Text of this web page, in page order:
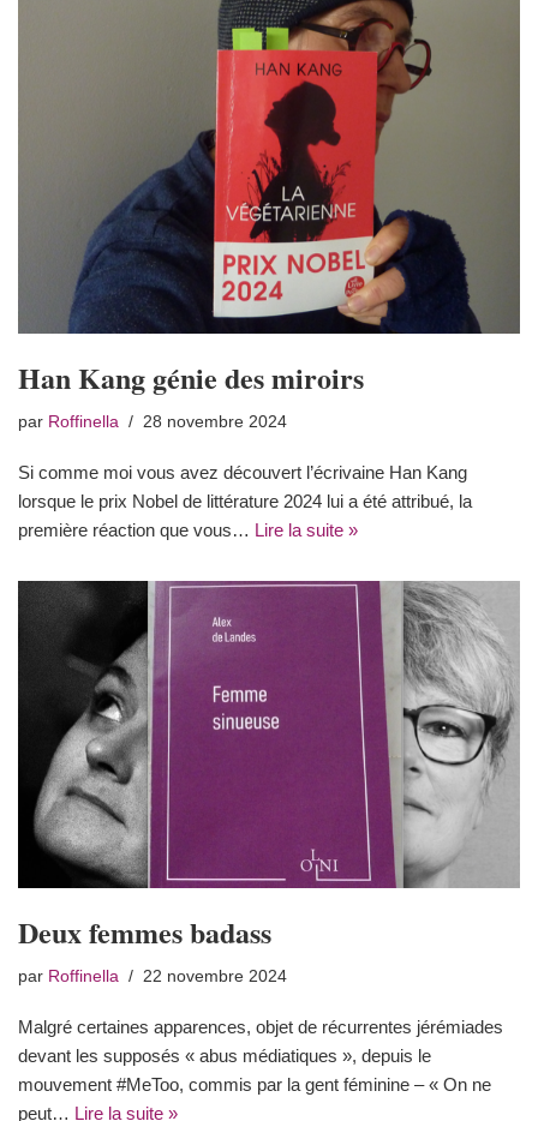
Han Kang génie des miroirs
par Roffinella 28 novembre 2024
Si comme moi vous avez découvert l’écrivaine Han Kang
lorsque le prix Nobel de littérature 2024 lui a été attribué, la
première réaction que vous… Lire la suite »
Deux femmes badass
par Roffinella 22 novembre 2024
Malgré certaines apparences, objet de récurrentes jérémiades
devant les supposés « abus médiatiques », depuis le
mouvement #MeToo, commis par la gent féminine – « On ne
peut… Lire la suite »